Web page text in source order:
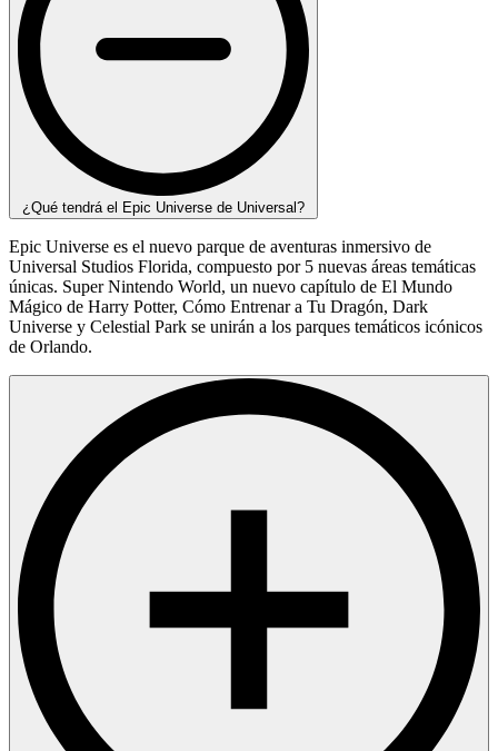
¿Qué tendrá el Epic Universe de Universal?
Epic Universe es el nuevo parque de aventuras inmersivo de
Universal Studios Florida, compuesto por 5 nuevas áreas temáticas
únicas. Super Nintendo World, un nuevo capítulo de El Mundo
Mágico de Harry Potter, Cómo Entrenar a Tu Dragón, Dark
Universe y Celestial Park se unirán a los parques temáticos icónicos
de Orlando.